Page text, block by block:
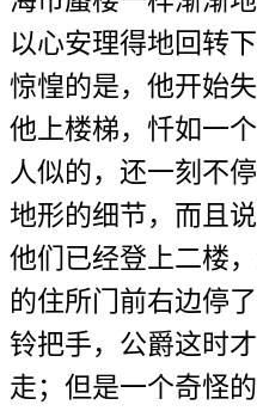
以心安理得地回转
惊惶的是，他开始
他上楼梯，忏如一
人似的，还一刻不
地形的细节，而且
他们已经登上二楼
的住所门前右边停
铃把手，公爵这时
走；但是一个奇怪